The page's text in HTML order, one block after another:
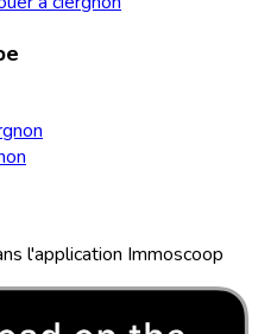
l'application Immoscoop